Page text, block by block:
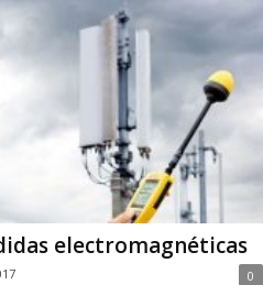
electromagnéticas
0